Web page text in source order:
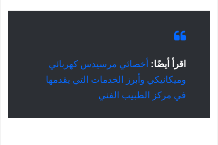
اقرأ أيضًا: أخصائي مرسيدس كهربائي
وميكانيكي وأبرز الخدمات التي يقدمها
في مركز الطبيب الفني